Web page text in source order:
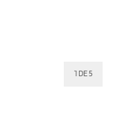
1 DE 5